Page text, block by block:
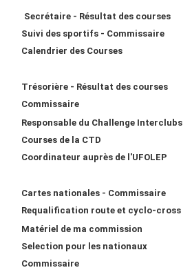
Secrétaire - Résultat des courses
Suivi des sportifs - Commissaire
Calendrier des Courses
Trésorière - Résultat des courses
Commissaire
Responsable du Challenge Interclubs
Courses de la CTD
Coordinateur auprès de l'UFOLEP
Cartes nationales - Commissaire
Requalification route et cyclo-cross
Matériel de ma commission
Selection pour les nationaux
Commissaire